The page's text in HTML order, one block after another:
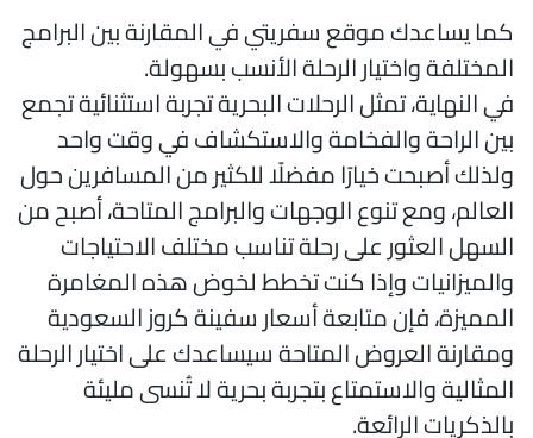
يساعدك موقع سفريتي في المقارنة بين البرامج
واختيار الرحلة الأنسب بسهولة.
النهاية، تمثل الرحلات البحرية تجربة استثنائية تجمع
الراحة والفخامة والاستكشاف في وقت واحد
أصبحت خيارًا مفضلًا للكثير من المسافرين حول
ومع تنوع الوجهات والبرامج المتاحة، أصبح من
العثور على رحلة تناسب مختلف الاحتياجات
وإذا كنت تخطط لخوض هذه المغامرة
فإن متابعة أسعار سفينة كروز السعودية
العروض المتاحة سيساعدك على اختيار الرحلة
والاستمتاع بتجربة بحرية لا تُنسى مليئة
الرائعة.